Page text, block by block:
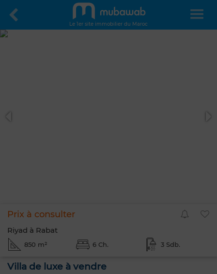
Le 1er site immobilier du Maroc
Prix à consulter
Riyad à Rabat
850 m² 6 Ch. 3 Sdb.
Villa de luxe à vendre